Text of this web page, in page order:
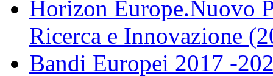
Horizon Europe.Nuovo
Ricerca e Innovazione
Bandi Europei 2017 -